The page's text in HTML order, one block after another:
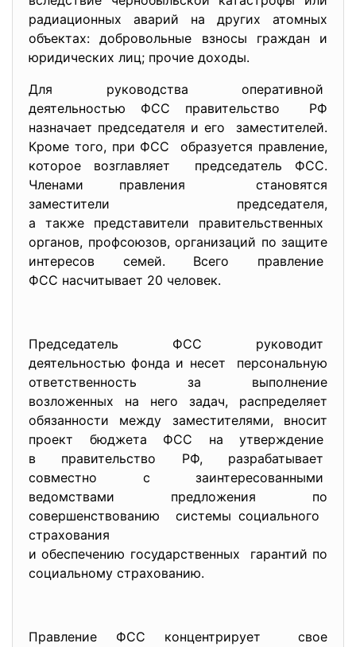
радиационных аварий на других атомных
объектах: добровольные взносы граждан и
юридических лиц; прочие доходы.
Для руководства оперативной
деятельностью ФСС правительство РФ
назначает председателя и его заместителей.
Кроме того, при ФСС образуется правление,
которое возглавляет председатель ФСС.
Членами правления становятся
заместители председателя,
а также представители правительственных
органов, профсоюзов, организаций по защите
интересов семей. Всего правление
ФСС насчитывает 20 человек.
Председатель ФСС руководит
деятельностью фонда и несет персональную
ответственность за выполнение
возложенных на него задач, распределяет
обязанности между заместителями, вносит
проект бюджета ФСС на утверждение
в правительство РФ, разрабатывает
совместно с заинтересованными
ведомствами предложения по
совершенствованию системы социального
страхования
и обеспечению государственных гарантий по
социальному страхованию.
Правление ФСС концентрирует свое